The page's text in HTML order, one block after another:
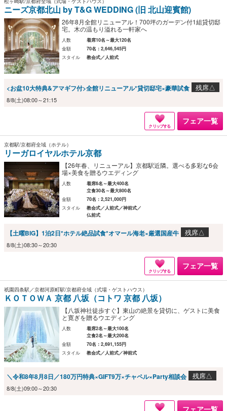
ニーズ京都北山 by T&G WEDDING (旧 北山迎賓館)
26年8月全館リニューアル！700坪のガーデン付1組貸切邸
宅。木の温もり溢れる一軒家へ
人数
着席10名～最大120名
金額
70名：2,646,545円
スタイル
教会式／人前式
<お盆10大特典&アマギフ付>全館リニューアル*貸切邸宅×豪華試食 残席△
8/8(土)08:00～21:15
クリップする
フェア一覧
京都駅/京都府全域（ホテル）
リーガロイヤルホテル京都
【26年春、リニューアル】京都駅近隣。選べる多彩な6会
場×美食を贈るウエディング
人数
着席6名～最大400名
立食30名～最大800名
金額
70名：2,521,000円
スタイル
教会式／人前式／神前式／
仏前式
【土曜BIG】1泊2日*ホテル絶品試食*オマール海老×厳選国産牛 残席△
8/8(土)08:30～20:30
クリップする
フェア一覧
祇園四条駅／京都河原町駅/京都府全域（式場・ゲストハウス）
ＫＯＴＯＷＡ 京都 八坂（コトワ 京都 八坂）
【八坂神社徒歩すぐ】東山の絶景を貸切に、ゲストに美食
と寛ぎを贈るウエディング
人数
着席2名～最大100名
立食2名～最大200名
金額
70名：2,691,155円
スタイル
教会式／人前式／神前式
＼令和8年8月8日／180万円特典×GIFT9万×チャペル×Party相談会 残席△
8/8(土)09:00～20:30
フェア一覧